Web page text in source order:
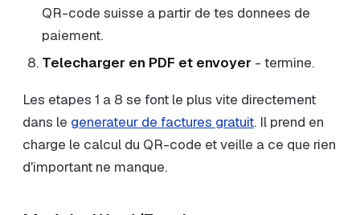
QR-code suisse a partir de tes donnees de
paiement.
Telecharger en PDF et envoyer - termine.
Les etapes 1 a 8 se font le plus vite directement
dans le generateur de factures gratuit. Il prend en
charge le calcul du QR-code et veille a ce que rien
d'important ne manque.